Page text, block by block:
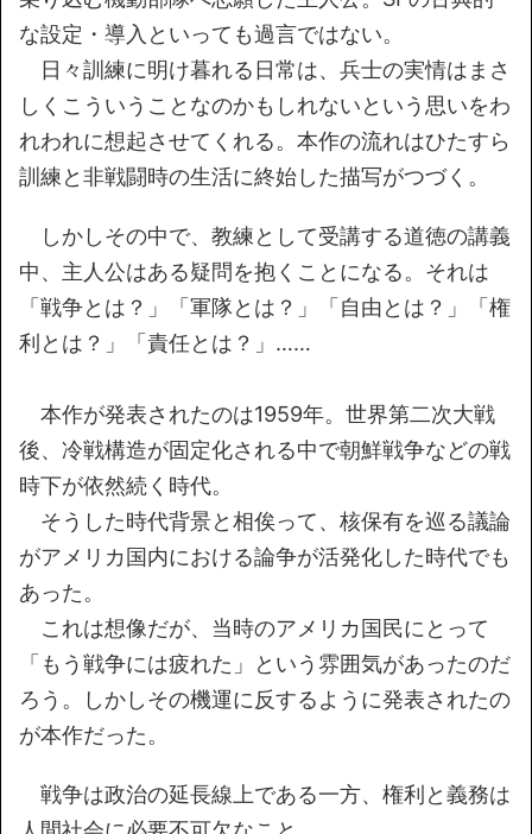
な設定・導入といっても過言ではない。
日々訓練に明け暮れる日常は、兵士の実情はまさ
しくこういうことなのかもしれないという思いをわ
れわれに想起させてくれる。本作の流れはひたすら
訓練と非戦闘時の生活に終始した描写がつづく。
しかしその中で、教練として受講する道徳の講義
中、主人公はある疑問を抱くことになる。それは
「戦争とは？」「軍隊とは？」「自由とは？」「権
利とは？」「責任とは？」……
本作が発表されたのは1959年。世界第二次大戦
後、冷戦構造が固定化される中で朝鮮戦争などの戦
時下が依然続く時代。
そうした時代背景と相俟って、核保有を巡る議論
がアメリカ国内における論争が活発化した時代でも
あった。
これは想像だが、当時のアメリカ国民にとって
「もう戦争には疲れた」という雰囲気があったのだ
ろう。しかしその機運に反するように発表されたの
が本作だった。
戦争は政治の延長線上である一方、権利と義務は